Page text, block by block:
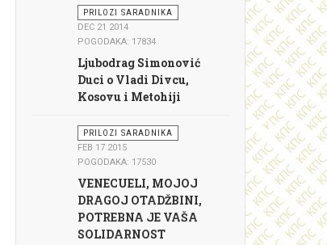
PRILOZI SARADNIKA
DEC 21 2014
POGODAKA: 17834
Ljubodrag Simonović
Duci o Vladi Divcu,
Kosovu i Metohiji
PRILOZI SARADNIKA
FEB 17 2015
POGODAKA: 17530
VENECUELI, MOJOJ
DRAGOJ OTADŽBINI,
POTREBNA JE VAŠA
SOLIDARNOST